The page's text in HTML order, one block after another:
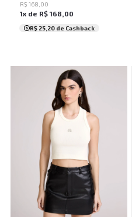
R$ 168,00
1x de R$ 168,00
R$ 25,20 de Cashback